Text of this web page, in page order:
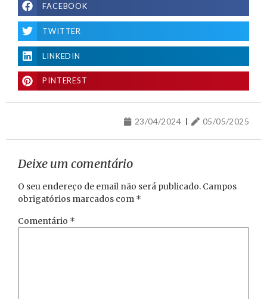
FACEBOOK
TWITTER
LINKEDIN
PINTEREST
23/04/2024 05/05/2025
Deixe um comentário
O seu endereço de email não será publicado. Campos
obrigatórios marcados com *
Comentário *